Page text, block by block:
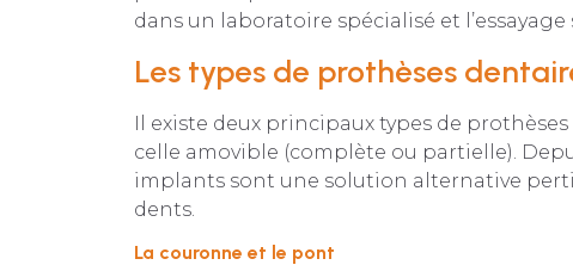
dans un laboratoire spécialisé et
Les types de prothèses
Il existe deux principaux types de
celle amovible (complète ou partielle).
implants sont une solution alternative
dents.
La couronne et le pont